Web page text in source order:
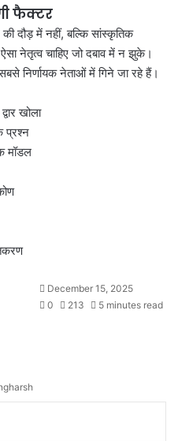
फैक्टर
दौड़ में नहीं, बल्कि सांस्कृतिक
नेतृत्व चाहिए जो दबाव में न झुके।
निर्णायक नेताओं में गिने जा रहे हैं।
खोला
प्रश्न
मॉडल
December 15, 2025
0
213 5 minutes read